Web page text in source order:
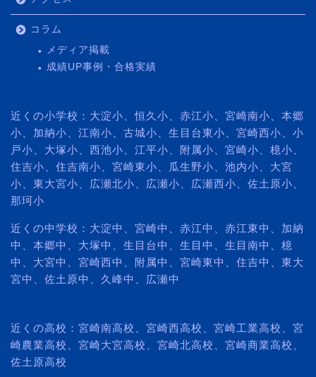
コラム
メディア掲載
成績UP事例・合格実績
近くの小学校：大淀小、恒久小、赤江小、宮崎南小、本郷
小、加納小、江南小、古城小、生目台東小、宮崎西小、小
戸小、大塚小、西池小、江平小、附属小、宮崎小、檍小、
住吉小、住吉南小、宮崎東小、瓜生野小、池内小、大宮
小、東大宮小、広瀬北小、広瀬小、広瀬西小、佐土原小、
那珂小
近くの中学校：大淀中、宮崎中、赤江中、赤江東中、加納
中、本郷中、大塚中、生目台中、生目中、生目南中、檍
中、大宮中、宮崎西中、附属中、宮崎東中、住吉中、東大
宮中、佐土原中、久峰中、広瀬中
近くの高校：宮崎南高校、宮崎西高校、宮崎工業高校、宮
崎農業高校、宮崎大宮高校、宮崎北高校、宮崎商業高校、
佐土原高校